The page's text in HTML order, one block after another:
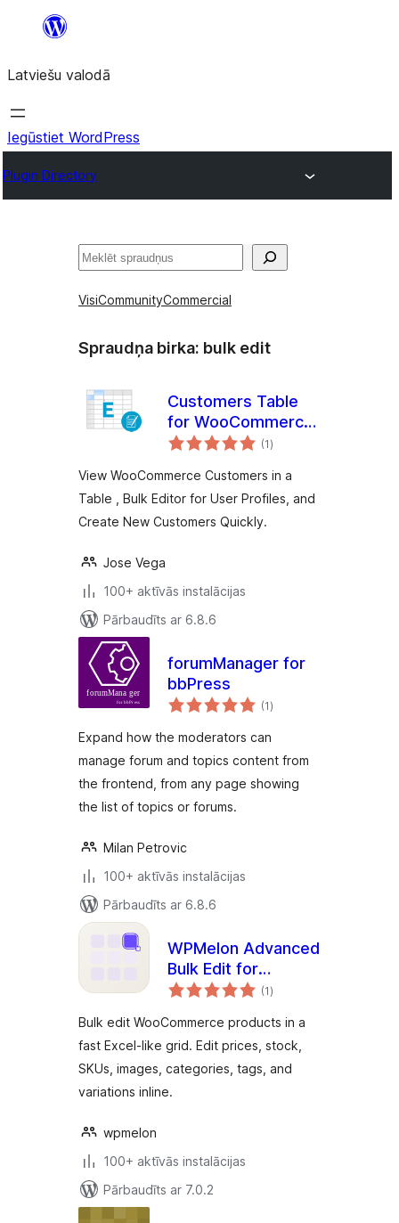
Pāriet
saturu
Latviešu valodā
Iegūstiet WordPress
Plugin Directory
Meklēt
VisiCommunityCommercial
Spraudņa birka: bulk edit
Customers Table
for WooCommerce:
View, Search, Bulk
(1vērtējumu
kopsumma
)
View WooCommerce Customers in a
Table , Bulk Editor for User Profiles, and
Create New Customers Quickly.
Jose Vega
100+ aktīvās instalācijas
Pārbaudīts ar 6.8.6
forumManager for
bbPress
(1vērtējumu
kopsumma
)
Expand how the moderators can
manage forum and topics content from
the frontend, from any page showing
the list of topics or forums.
Milan Petrovic
100+ aktīvās instalācijas
Pārbaudīts ar 6.8.6
WPMelon Advanced
Bulk Edit for
WooCommerce
(1vērtējumu
kopsumma
)
Bulk edit WooCommerce products in a
fast Excel-like grid. Edit prices, stock,
SKUs, images, categories, tags, and
variations inline.
wpmelon
100+ aktīvās instalācijas
Pārbaudīts ar 7.0.2